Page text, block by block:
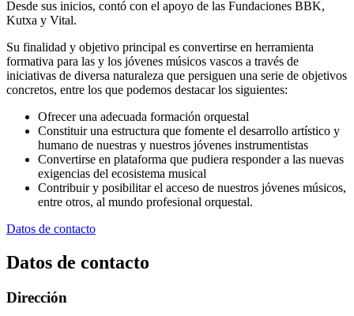
Desde sus inicios, contó con el apoyo de las Fundaciones BBK,
Kutxa y Vital.
Su finalidad y objetivo principal es convertirse en herramienta
formativa para las y los jóvenes músicos vascos a través de
iniciativas de diversa naturaleza que persiguen una serie de objetivos
concretos, entre los que podemos destacar los siguientes:
Ofrecer una adecuada formación orquestal
Constituir una estructura que fomente el desarrollo artístico y
humano de nuestras y nuestros jóvenes instrumentistas
Convertirse en plataforma que pudiera responder a las nuevas
exigencias del ecosistema musical
Contribuir y posibilitar el acceso de nuestros jóvenes músicos,
entre otros, al mundo profesional orquestal.
Datos de contacto
Datos de contacto
Dirección